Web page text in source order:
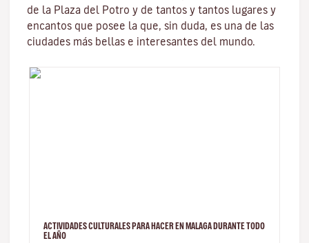
de la Plaza del Potro y de tantos y tantos lugares y
encantos que posee la que, sin duda, es una de las
ciudades más bellas e interesantes del mundo.
ACTIVIDADES CULTURALES PARA HACER EN MALAGA DURANTE TODO
EL AÑO